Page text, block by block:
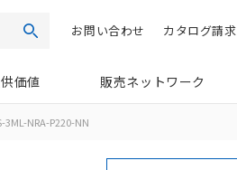
検索 カタログ請求
お問い合わせ
価値 販売ネットワーク
3ML-NRA-P220-NN